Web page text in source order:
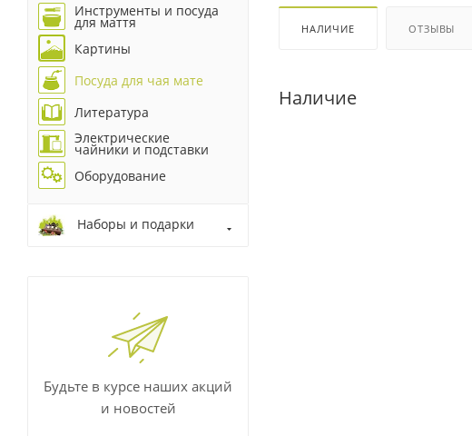
НАЛИЧИЕ ОТЗЫВЫ
Наличие
Инструменты и посуда
для маття
Картины
Посуда для чая мате
Литература
Электрические
чайники и подставки
Оборудование
Наборы и подарки
Будьте в курсе наших акций
и новостей